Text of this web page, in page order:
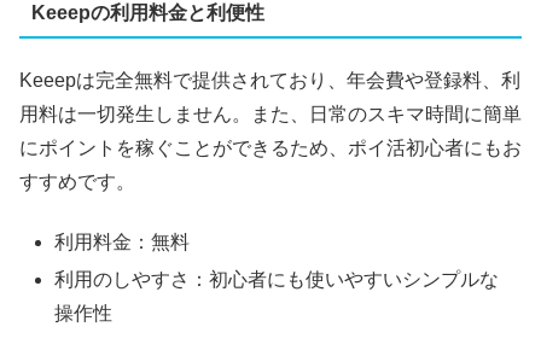
Keeepの利用料金と利便性
Keeepは完全無料で提供されており、年会費や登録料、利
用料は一切発生しません。また、日常のスキマ時間に簡単
にポイントを稼ぐことができるため、ポイ活初心者にもお
すすめです。
利用料金：無料
利用のしやすさ：初心者にも使いやすいシンプルな
操作性